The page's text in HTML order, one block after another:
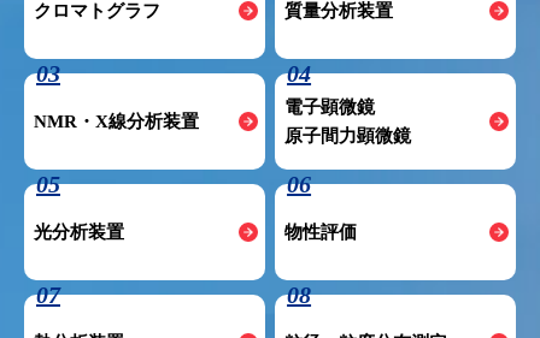
クロマトグラフ 質量分析装置
03
NMR・X線分析装置
04
電子顕微鏡
原子間力顕微鏡
05
光分析装置
06
物性評価
07 08